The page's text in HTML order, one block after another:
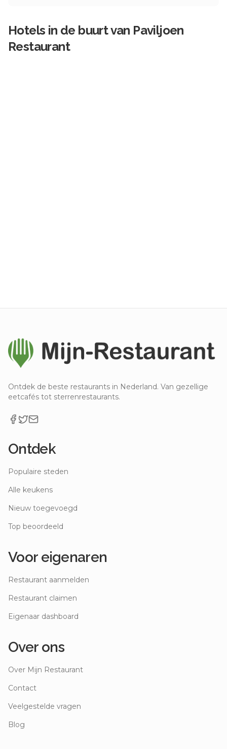
Hotels in de buurt van Paviljoen
Restaurant
Ontdek de beste restaurants in Nederland. Van gezellige
eetcafés tot sterrenrestaurants.
Ontdek
Populaire steden
Alle keukens
Nieuw toegevoegd
Top beoordeeld
Voor eigenaren
Restaurant aanmelden
Restaurant claimen
Eigenaar dashboard
Over ons
Over Mijn Restaurant
Contact
Veelgestelde vragen
Blog